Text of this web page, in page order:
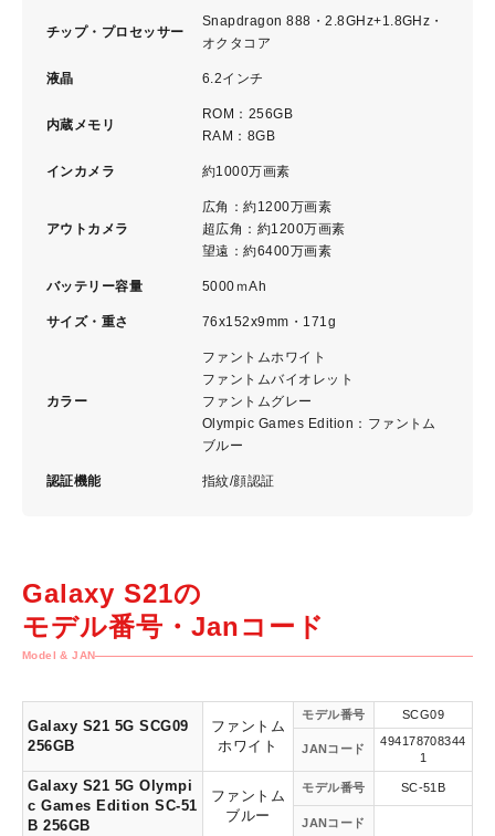
チップ・プロセッサー
Snapdragon 888・2.8GHz+1.8GHz・
オクタコア
液晶 6.2インチ
内蔵メモリ
ROM：256GB
RAM：8GB
インカメラ 約1000万画素
アウトカメラ
広角：約1200万画素
超広角：約1200万画素
望遠：約6400万画素
バッテリー容量 5000ｍAh
サイズ・重さ 76x152x9mm・171g
カラー
ファントムホワイト
ファントムバイオレット
ファントムグレー
Olympic Games Edition：ファントム
ブルー
認証機能 指紋/顔認証
Galaxy S21の
モデル番号・Janコード
Model & JAN
Galaxy S21 5G SCG09
256GB
ファントム
ホワイト
モデル番号 SCG09
JANコード
494178708344
1
Galaxy S21 5G Olympi
c Games Edition SC-51
B 256GB
ファントム
ブルー
モデル番号 SC-51B
JANコード